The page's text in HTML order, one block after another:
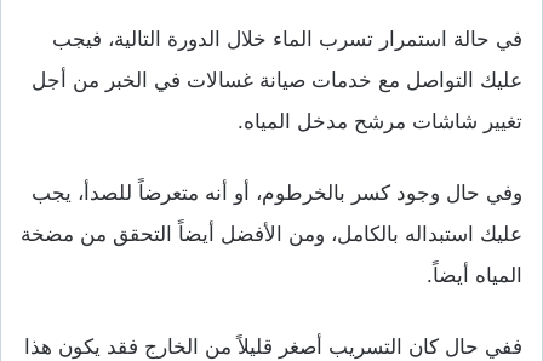
في حالة استمرار تسرب الماء خلال الدورة التالية، فيجب
عليك التواصل مع خدمات صيانة غسالات في الخبر من أجل
تغيير شاشات مرشح مدخل المياه.
وفي حال وجود كسر بالخرطوم، أو أنه متعرضاً للصدأ، يجب
عليك استبداله بالكامل، ومن الأفضل أيضاً التحقق من مضخة
المياه أيضاً.
ففي حال كان التسريب أصغر قليلاً من الخارج فقد يكون هذا